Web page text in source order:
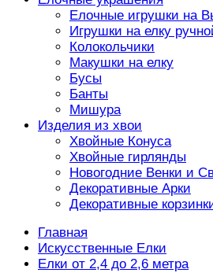
Елочные игрушки на
Игрушки на елку
Колокольчики
Макушки на елку
Бусы
Банты
Мишура
Изделия из хвои
Хвойные Конуса
Хвойные гирлянды
Новогодние Венки и
Декоративные Арки
Декоративные
Главная
Искусственные Елки
Елки от 2,4 до 2,6 метра